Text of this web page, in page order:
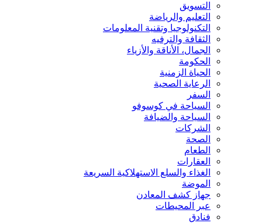
التسويق
التعليم والرياضة
التكنولوجيا وتقنية المعلومات
الثقافة والترفيه
الجمال، الأناقة والأزياء
الحكومة
الحياة الزمنية
الرعاية الصحية
السفر
السياحة في كوسوفو
السياحة والضيافة
الشركات
الصحة
الطعام
العقارات
الغذاء والسلع الاستهلاكية السريعة
الموضة
جهاز كشف المعادن
عبر المحيطات
فنادق